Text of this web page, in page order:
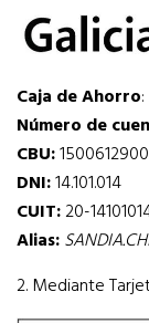
Caja de Ahorro
Número de
CBU:
DNI:14.101.014
CUIT:20-
Alias:
2. Mediante